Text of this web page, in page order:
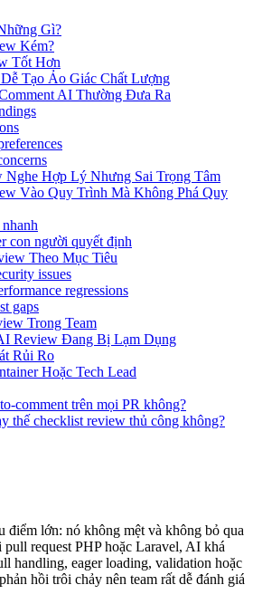
Gì?
Kém?
Tốt Hơn
Tạo Ảo Giác Chất Lượng
AI Thường Đưa Ra
Hợp Lý Nhưng Sai Trọng Tâm
Vào Quy Trình Mà Không Phá Quy
con người quyết định
Theo Mục Tiêu
issues
regressions
gaps
Trong Team
Review Đang Bị Lạm Dụng
Rủi Ro
Hoặc Tech Lead
comment trên mọi PR không?
thế checklist review thủ công không?
điểm lớn: nó không mệt và không bỏ qua
request PHP hoặc Laravel, AI khá
handling, eager loading, validation hoặc
hồi trôi chảy nên team rất dễ đánh giá